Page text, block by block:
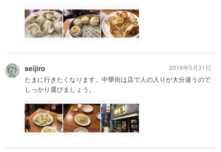
seijiro
たまに行きたくなります。中華街は店で人の入りが大分違うので
しっかり選びましょう。
2018年5月31日